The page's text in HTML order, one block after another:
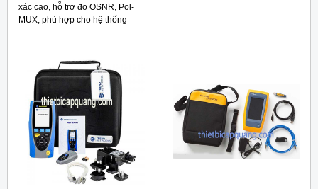
xác cao, hỗ trợ đo OSNR, Pol-
MUX, phù hợp cho hệ thống